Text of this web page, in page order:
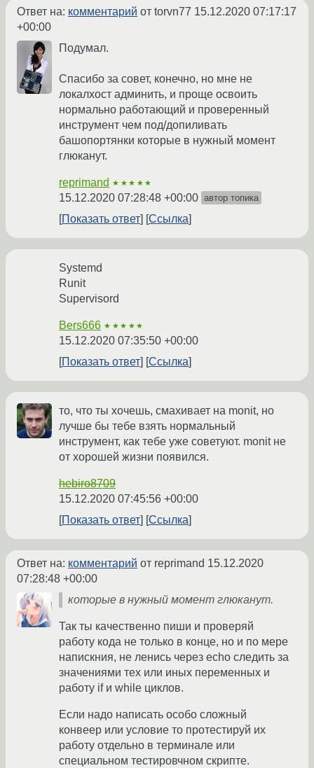
Ответ на: комментарий от torvn77 15.12.2020 07:17:17
+00:00
Подумал.
Спасибо за совет, конечно, но мне не
локалхост админить, и проще освоить
нормально работающий и проверенный
инструмент чем под/допиливать
башопортянки которые в нужный момент
глюканут.
reprimand ★★★★★
15.12.2020 07:28:48 +00:00 автор топика
Показать ответ Ссылка
Systemd
Runit
Supervisord
Bers666 ★★★★★
15.12.2020 07:35:50 +00:00
Показать ответ
Ссылка
то, что ты хочешь, смахивает на monit, но
лучше бы тебе взять нормальный
инструмент, как тебе уже советуют. monit не
от хорошей жизни появился.
hebiro8709
15.12.2020 07:45:56 +00:00
Показать ответ
Ссылка
Ответ на: комментарий от reprimand 15.12.2020
07:28:48 +00:00
которые в нужный момент глюканут.
Так ты качественно пиши и проверяй
работу кода не только в конце, но и по мере
напискния, не ленись через echo следить за
значениями тех или иных переменных и
работу if и while циклов.
Если надо написать особо сложный
конвеер или условие то протестируй их
работу отдельно в терминале или
специальном тестировчном скрипте.